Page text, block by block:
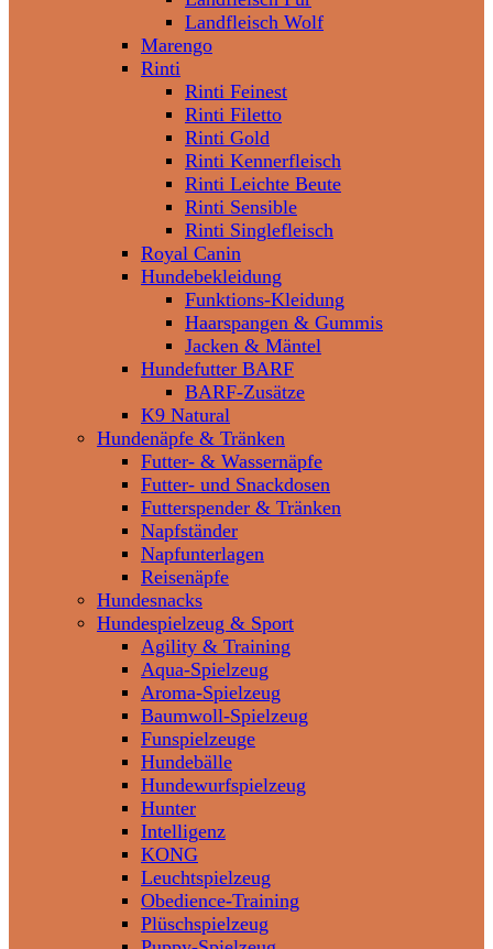
Landfleisch Wolf
Marengo
Rinti
Rinti Feinest
Rinti Filetto
Rinti Gold
Rinti Kennerfleisch
Rinti Leichte Beute
Rinti Sensible
Rinti Singlefleisch
Royal Canin
Hundebekleidung
Funktions-Kleidung
Haarspangen & Gummis
Jacken & Mäntel
Hundefutter BARF
BARF-Zusätze
K9 Natural
Hundenäpfe & Tränken
Futter- & Wassernäpfe
Futter- und Snackdosen
Futterspender & Tränken
Napfständer
Napfunterlagen
Reisenäpfe
Hundesnacks
Hundespielzeug & Sport
Agility & Training
Aqua-Spielzeug
Aroma-Spielzeug
Baumwoll-Spielzeug
Funspielzeuge
Hundebälle
Hundewurfspielzeug
Hunter
Intelligenz
KONG
Leuchtspielzeug
Obedience-Training
Plüschspielzeug